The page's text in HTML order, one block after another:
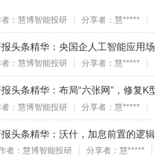
：慧博智能投研 分享者：慧*****
头条精华：央国企人工智能应用
：慧博智能投研 分享者：慧*****
头条精华：布局“六张网”，修复K
：慧博智能投研 分享者：慧*****
头条精华：沃什，加息前置的逻
者：慧博智能投研 分享者：慧*****